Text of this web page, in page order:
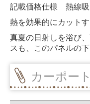
記載価格仕様 熱線吸
熱を効果的にカット
真夏の日射しを浴び
スも、このパネルの
カーポー